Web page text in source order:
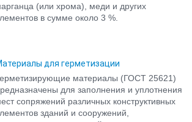
(или хрома), меди и других
в сумме около 3 %.
для герметизации
материалы (ГОСТ 25621)
для заполнения и уплотнения
сопряжений различных конструктивных
зданий и сооружений,